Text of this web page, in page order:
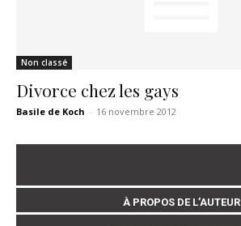
Non classé
Divorce chez les gays
Basile de Koch - 16 novembre 2012
À PROPOS DE L’AUTEUR